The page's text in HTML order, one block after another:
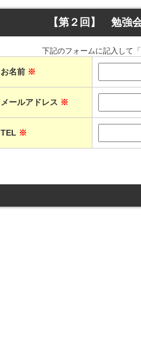
【第２回】 勉強
下記のフォームに記入して
お名前 ※
メールアドレス ※
TEL ※